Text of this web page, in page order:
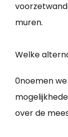
muren.
Welke
0noemen
over de